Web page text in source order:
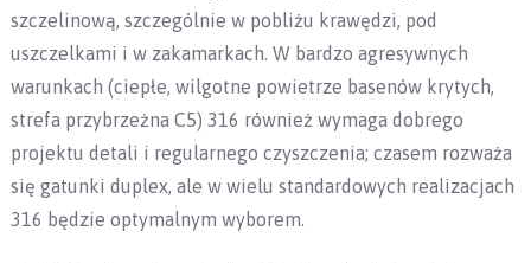
szczelinową, szczególnie w pobliżu krawędzi, pod
uszczelkami i w zakamarkach. W bardzo agresywnych
warunkach (ciepłe, wilgotne powietrze basenów krytych,
strefa przybrzeżna C5) 316 również wymaga dobrego
projektu detali i regularnego czyszczenia; czasem rozważa
się gatunki duplex, ale w wielu standardowych realizacjach
316 będzie optymalnym wyborem.